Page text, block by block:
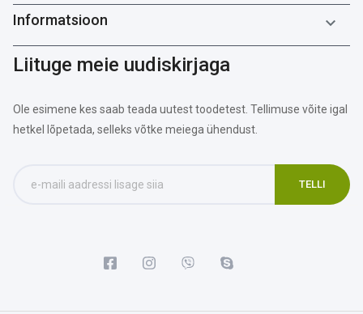
Informatsioon 
Liituge meie uudiskirjaga
Ole esimene kes saab teada uutest toodetest. Tellimuse võite igal
hetkel lõpetada, selleks võtke meiega ühendust.